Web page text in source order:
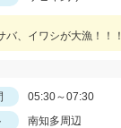
、イワシが大漁！！！
05:30～07:30
南知多周辺